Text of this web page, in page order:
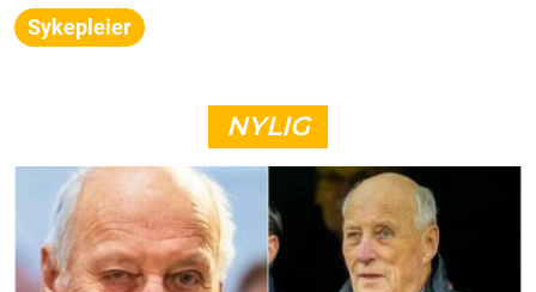
Sykepleier
NYLIG